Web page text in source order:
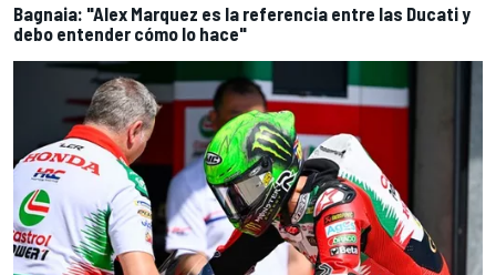
Bagnaia: "Alex Marquez es la referencia entre las Ducati y
debo entender cómo lo hace"